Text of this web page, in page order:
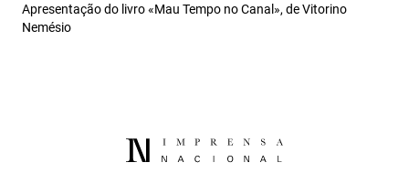
Apresentação do livro «Mau Tempo no Canal», de Vitorino
Nemésio